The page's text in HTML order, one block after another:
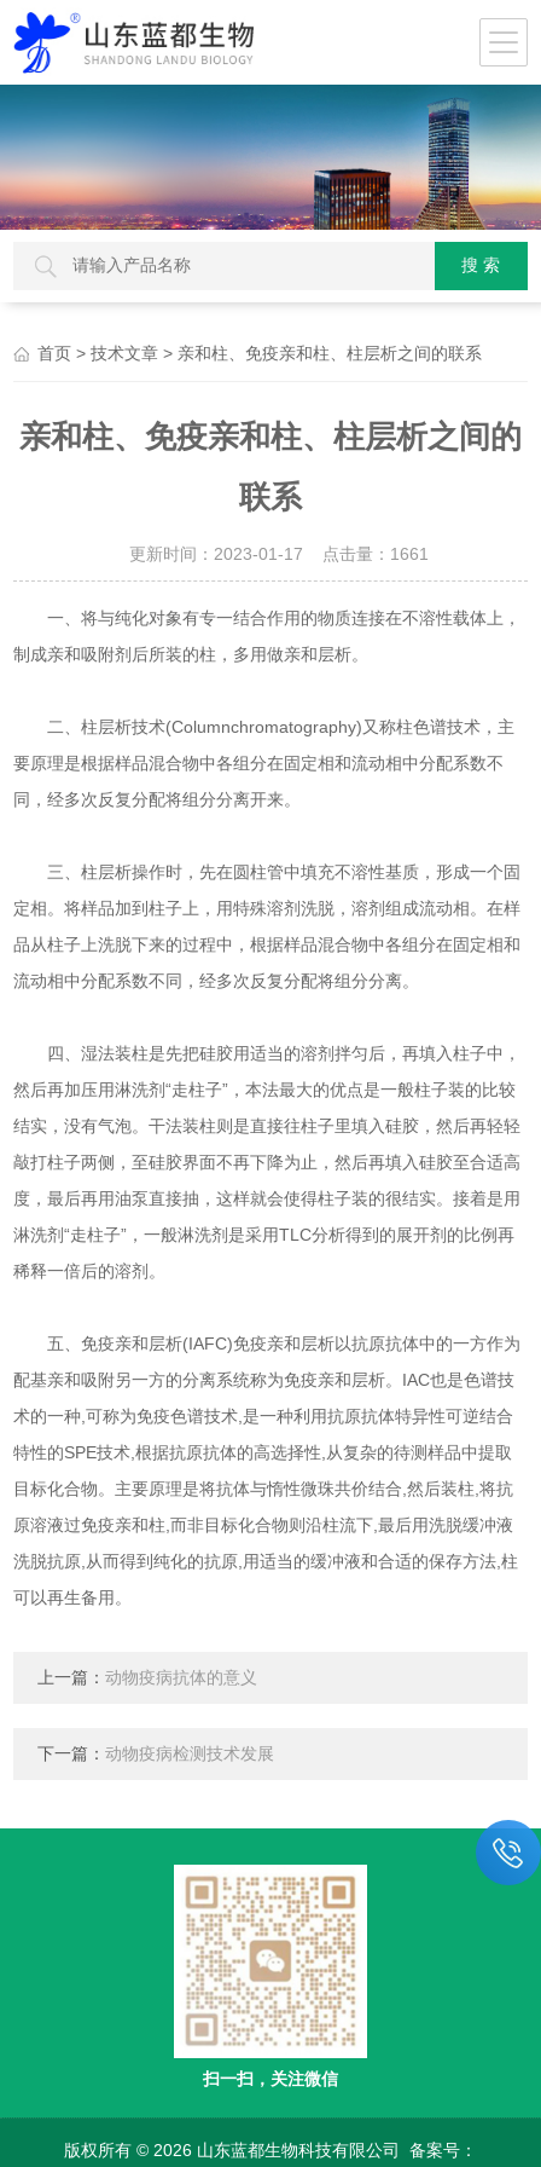
首页 >技术文章 > 亲和柱、免疫亲和柱、柱层析之间的联系
亲和柱、免疫亲和柱、柱层析之间的
联系
更新时间：2023-01-17 点击量： 1661
一、将与纯化对象有专一结合作用的物质连接在不溶性载体上，
制成亲和吸附剂后所装的柱，多用做亲和层析。
二、柱层析技术(Columnchromatography)又称柱色谱技术，主
要原理是根据样品混合物中各组分在固定相和流动相中分配系数不
同，经多次反复分配将组分分离开来。
三、柱层析操作时，先在圆柱管中填充不溶性基质，形成一个固
定相。将样品加到柱子上，用特殊溶剂洗脱，溶剂组成流动相。在样
品从柱子上洗脱下来的过程中，根据样品混合物中各组分在固定相和
流动相中分配系数不同，经多次反复分配将组分分离。
四、湿法装柱是先把硅胶用适当的溶剂拌匀后，再填入柱子中，
然后再加压用淋洗剂“走柱子”，本法最大的优点是一般柱子装的比较
结实，没有气泡。干法装柱则是直接往柱子里填入硅胶，然后再轻轻
敲打柱子两侧，至硅胶界面不再下降为止，然后再填入硅胶至合适高
度，最后再用油泵直接抽，这样就会使得柱子装的很结实。接着是用
淋洗剂“走柱子”，一般淋洗剂是采用TLC分析得到的展开剂的比例再
稀释一倍后的溶剂。
五、免疫亲和层析(IAFC)免疫亲和层析以抗原抗体中的一方作为
配基亲和吸附另一方的分离系统称为免疫亲和层析。IAC也是色谱技
术的一种,可称为免疫色谱技术,是一种利用抗原抗体特异性可逆结合
特性的SPE技术,根据抗原抗体的高选择性,从复杂的待测样品中提取
目标化合物。主要原理是将抗体与惰性微珠共价结合,然后装柱,将抗
原溶液过免疫亲和柱,而非目标化合物则沿柱流下,最后用洗脱缓冲液
洗脱抗原,从而得到纯化的抗原,用适当的缓冲液和合适的保存方法,柱
可以再生备用。
上一篇：动物疫病抗体的意义
下一篇：动物疫病检测技术发展
扫一扫，关注微信
版权所有 © 2026 山东蓝都生物科技有限公司 备案号：